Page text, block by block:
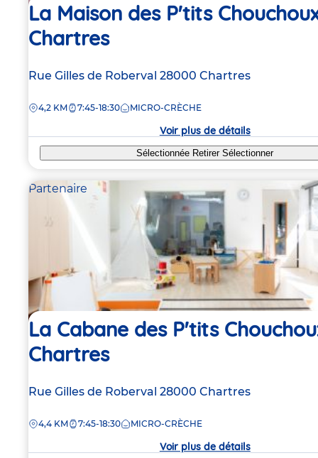
La Maison des P'tits
Chartres
Adresse
la
Rue Gilles de Roberval 28000 Chartres
DISTANCE
4,2 KM 7:45-18:30 MICRO-CRÈCHE
Voir plus de détails
Sélectionnée RetirerSélectionner
Partenaire
La Cabane des P'tits
Chartres
Adresse
la
Rue Gilles de Roberval 28000 Chartres
DISTANCE
4,4 KM 7:45-18:30 MICRO-CRÈCHE
Voir plus de détails